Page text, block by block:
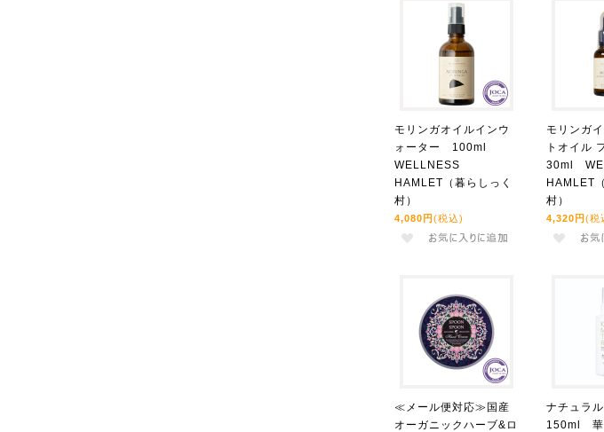
モリンガオイルインウ
ォーター 100ml
WELLNESS
HAMLET（暮らしっく
村）
4,080円 (税込)
モリンガ
トオイル
30ml
HAMLET
村）
4,320円 (税
≪メール便対応≫国産
オーガニックハーブ&ロ
ナチュラ
150ml 華